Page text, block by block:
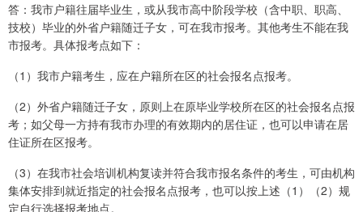
答：我市户籍往届毕业生，或从我市高中阶段学校（含中职、职高、
技校）毕业的外省户籍随迁子女，可在我市报考。其他考生不能在我
市报考。具体报考点如下：
（1）我市户籍考生，应在户籍所在区的社会报名点报考。
（2）外省户籍随迁子女，原则上在原毕业学校所在区的社会报名点报
考；如父母一方持有我市办理的有效期内的居住证，也可以申请在居
住证所在区报考。
（3）在我市社会培训机构复读并符合我市报名条件的考生，可由机构
集体安排到就近指定的社会报名点报考，也可以按上述（1）（2）规
定自行选择报考地点。